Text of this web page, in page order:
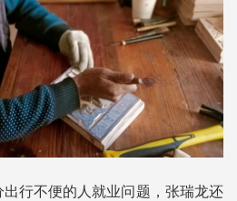
行不便的人就业问题，张瑞龙还